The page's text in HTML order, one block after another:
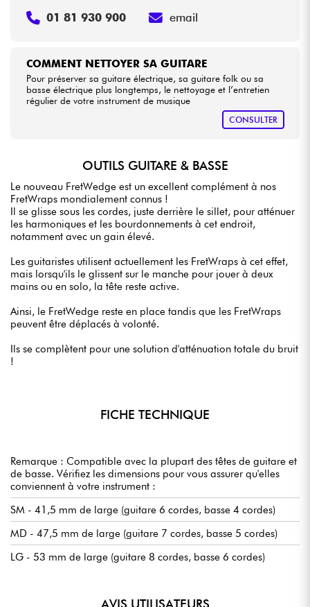
COMMENT NETTOYER SA GUITARE
Pour préserver sa guitare électrique, sa guitare folk ou sa
basse électrique plus longtemps, le nettoyage et l’entretien
régulier de votre instrument de musique
CONSULTER
01 81 930 900 email
OUTILS GUITARE & BASSE
Le nouveau FretWedge est un excellent complément à nos
FretWraps mondialement connus !
Il se glisse sous les cordes, juste derrière le sillet, pour atténuer
les harmoniques et les bourdonnements à cet endroit,
notamment avec un gain élevé.
Les guitaristes utilisent actuellement les FretWraps à cet effet,
mais lorsqu'ils le glissent sur le manche pour jouer à deux
mains ou en solo, la tête reste active.
Ainsi, le FretWedge reste en place tandis que les FretWraps
peuvent être déplacés à volonté.
Ils se complètent pour une solution d'atténuation totale du bruit
!
FICHE TECHNIQUE
Remarque : Compatible avec la plupart des têtes de guitare et
de basse. Vérifiez les dimensions pour vous assurer qu'elles
conviennent à votre instrument :
SM - 41,5 mm de large (guitare 6 cordes, basse 4 cordes)
MD - 47,5 mm de large (guitare 7 cordes, basse 5 cordes)
LG - 53 mm de large (guitare 8 cordes, basse 6 cordes)
AVIS UTILISATEURS